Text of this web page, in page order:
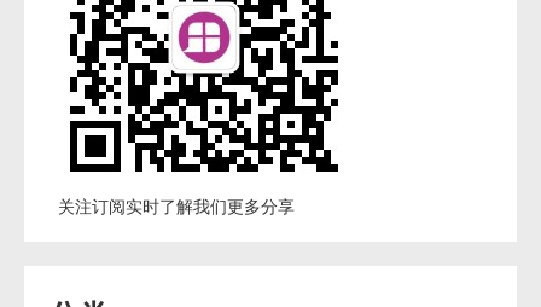
关注订阅实时了解我们更多分享